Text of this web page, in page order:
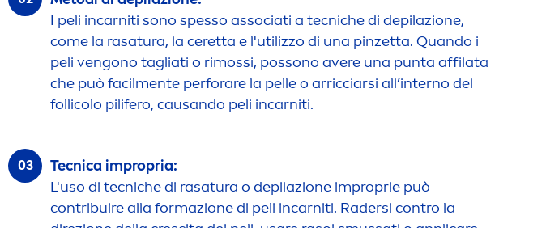
I peli incarniti sono spesso associati a tecniche di depilazione,
come la rasatura, la ceretta e l'utilizzo di una pinzetta. Quando i
peli vengono tagliati o rimossi, possono avere una punta affilata
che può facilmente perforare la pelle o arricciarsi all’interno del
follicolo pilifero, causando peli incarniti.
Tecnica impropria:
L'uso di tecniche di rasatura o depilazione improprie può
contribuire alla formazione di peli incarniti. Radersi contro la